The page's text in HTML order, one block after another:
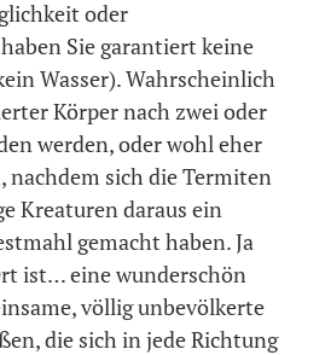
oder
Sie garantiert keine
Wasser). Wahrscheinlich
Körper nach zwei oder
werden, oder wohl eher
nachdem sich die Termiten
Kreaturen daraus ein
gemacht haben. Ja
ist… eine wunderschön
völlig unbevölkerte
die sich in jede Richtung